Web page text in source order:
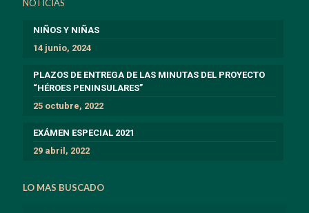
NOTICIAS
NIÑOS Y NIÑAS
14 junio, 2024
PLAZOS DE ENTREGA DE LAS MINUTAS DEL PROYECTO
“HÉROES PENINSULARES”
25 octubre, 2022
EXÁMEN ESPECIAL 2021
29 abril, 2022
LO MAS BUSCADO